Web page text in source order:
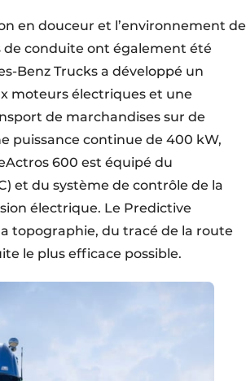
en douceur et l’environnement de
conduite ont également été
Benz Trucks a développé un
moteurs électriques et une
de marchandises sur de
puissance continue de 400 kW,
600 est équipé du
et du système de contrôle de la
électrique. Le Predictive
topographie, du tracé de la route
le plus efficace possible.